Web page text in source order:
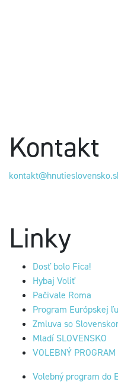
Kontakt
Linky
Dosť bolo Fica!
Hybaj Voliť
Pačivale Roma
Program Európskej
Zmluva so
Mladí SLOVENSKO
VOLEBNÝ
Volebný program do